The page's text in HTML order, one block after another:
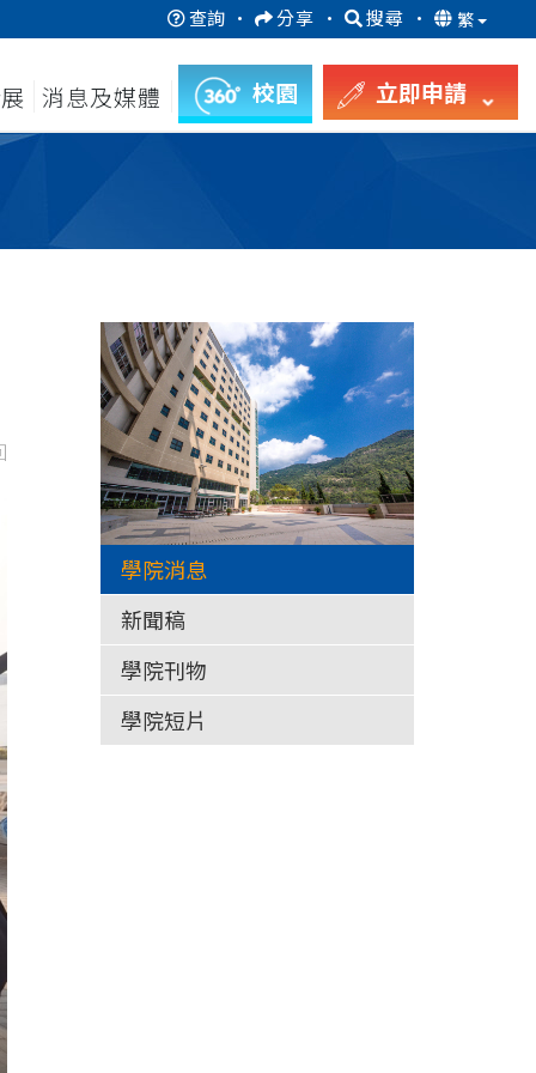
查詢 · 分享 · 搜尋 · 繁
消息及媒體 校園 立即申請
學院消息
新聞稿
學院刊物
學院短片